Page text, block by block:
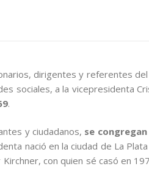
dirigentes y referentes
sociales, a la vicepresidenta
.
y ciudadanos, se
nació en la ciudad de La
con quien sé casó en